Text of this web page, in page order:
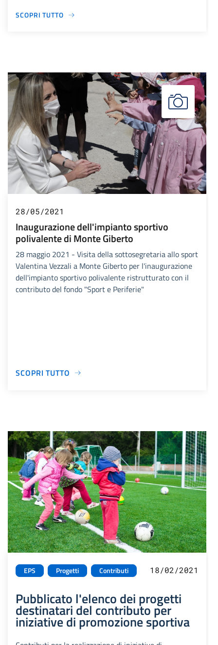
SCOPRI TUTTO
28/05/2021
Inaugurazione dell'impianto sportivo
polivalente di Monte Giberto
28 maggio 2021 - Visita della sottosegretaria allo sport
Valentina Vezzali a Monte Giberto per l'inaugurazione
dell'impianto sportivo polivalente ristrutturato con il
contributo del fondo "Sport e Periferie"
SCOPRI TUTTO
EPS Progetti Contributi 18/02/2021
Pubblicato l'elenco dei progetti
destinatari del contributo per
iniziative di promozione sportiva